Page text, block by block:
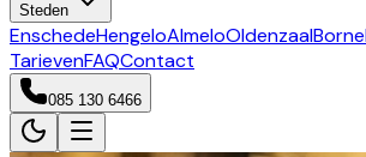
Steden
EnschedeHengeloAlmeloOldenzaalBorne
TarievenFAQContact
085 130 6466